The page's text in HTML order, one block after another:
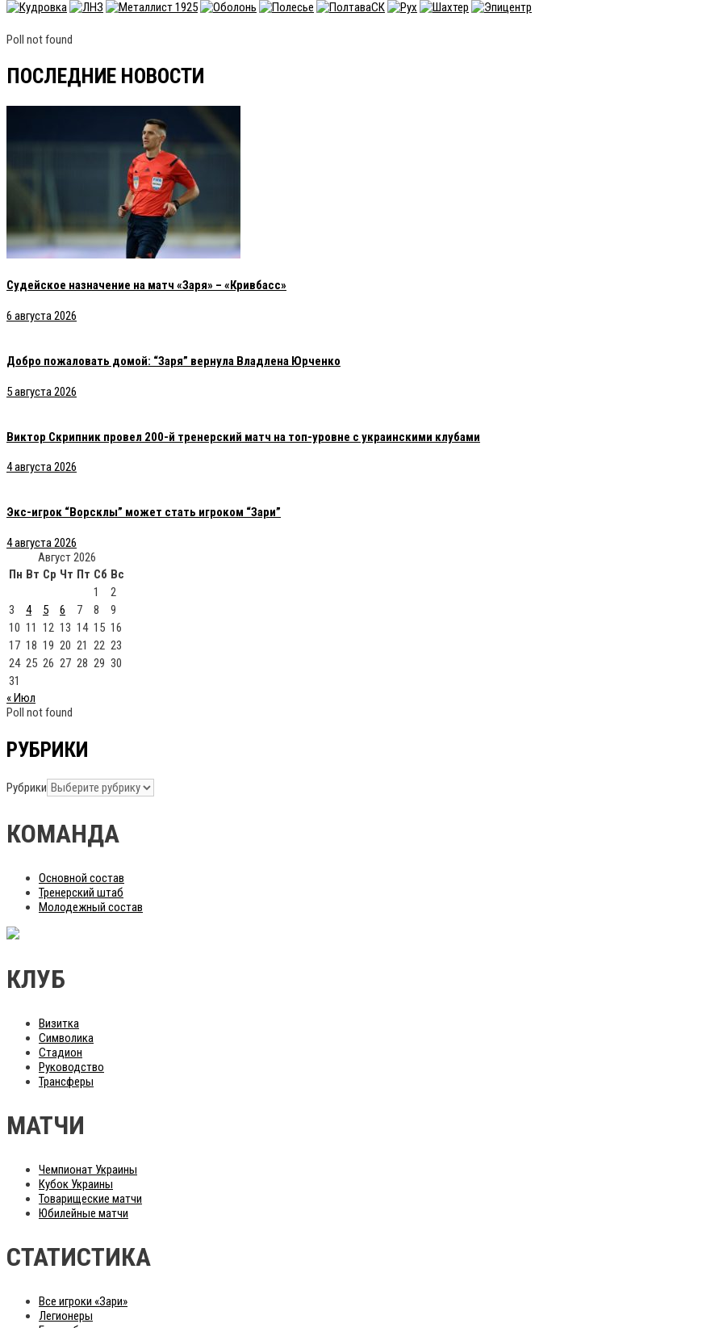
Poll not found
ПОСЛЕДНИЕ НОВОСТИ
Судейское назначение на матч «Заря» – «Кривбасс»
6 августа 2026
Добро пожаловать домой: “Заря” вернула Владлена Юрченко
5 августа 2026
Виктор Скрипник провел 200-й тренерский матч на топ-уровне с украинскими клубами
4 августа 2026
Экс-игрок “Ворсклы” может стать игроком “Зари”
4 августа 2026
Август 2026
Пн Вт Ср Чт Пт Сб Вс
1
2
3
4 5 6 7 8
9
10 11 12 13 14 15 16
17 18 19 20 21 22 23
24 25 26 27 28 29 30
31
« Июл
Poll not found
РУБРИКИ
Рубрики
КОМАНДА
Основной состав
Тренерский штаб
Молодежный состав
КЛУБ
Визитка
Символика
Стадион
Руководство
Трансферы
МАТЧИ
Чемпионат Украины
Кубок Украины
Товарищеские матчи
Юбилейные матчи
СТАТИСТИКА
Все игроки «Зари»
Легионеры